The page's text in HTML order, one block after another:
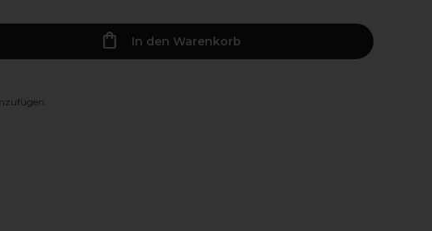
In den Warenkorb